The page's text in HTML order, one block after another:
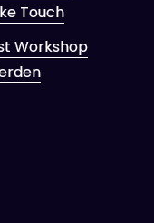
Touch
Workshop